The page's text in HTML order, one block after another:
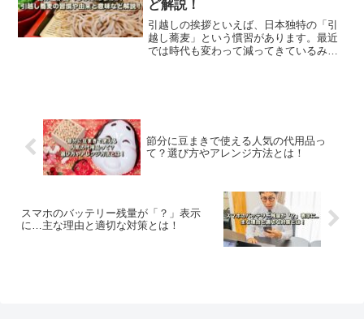
ど解説！
引越しの挨拶といえば、日本独特の「引
越し蕎麦」という慣習があります。最近
では時代も変わって減ってきているみた
節分に豆まきで使える人気の代用品っ
て？選び方やアレンジ方法とは！
スマホのバッテリー残量が「？」表示
に…主な理由と適切な対策とは！